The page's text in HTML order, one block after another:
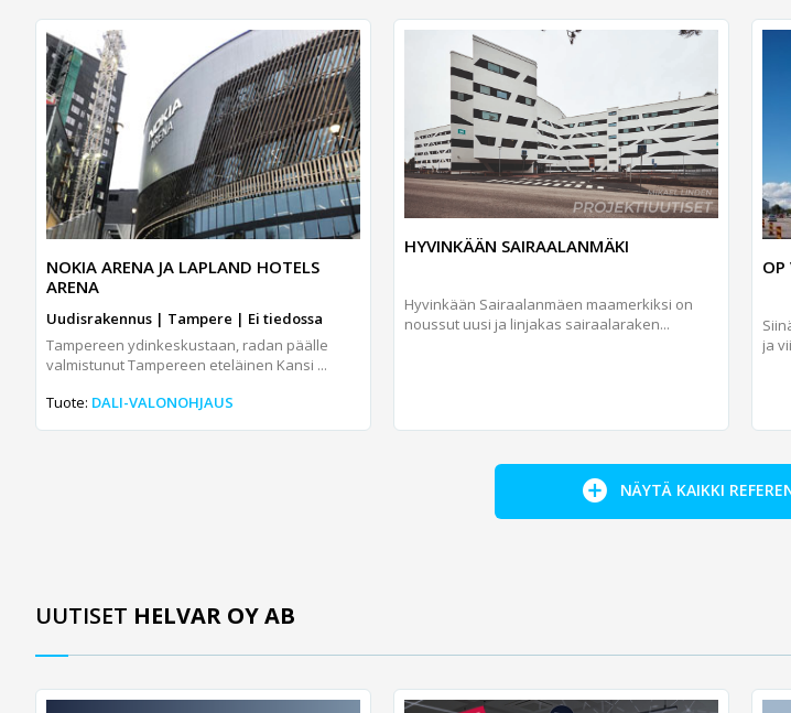
NOKIA ARENA JA LAPLAND HOTELS
ARENA
Uudisrakennus | Tampere | Ei tiedossa
Tampereen ydinkeskustaan, radan päälle
valmistunut Tampereen eteläinen Kansi ...
Tuote: DALI-VALONOHJAUS
HYVINKÄÄN SAIRAALANMÄKI
Hyvinkään Sairaalanmäen maamerkiksi on
noussut uusi ja linjakas sairaalaraken...
OP
ja
NÄYTÄ KAIKKI
UUTISET HELVAR OY AB